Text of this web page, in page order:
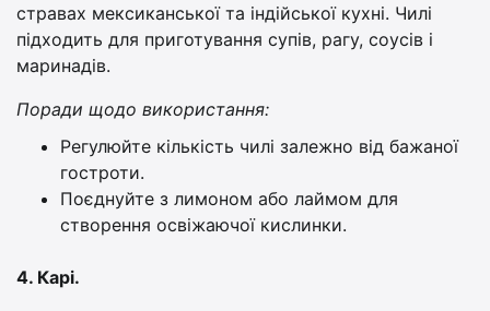
стравах мексиканської та індійської кухні. Чилі
підходить для приготування супів, рагу, соусів і
маринадів.
Поради щодо використання:
Регулюйте кількість чилі залежно від бажаної
гостроти.
Поєднуйте з лимоном або лаймом для
створення освіжаючої кислинки.
4. Карі.